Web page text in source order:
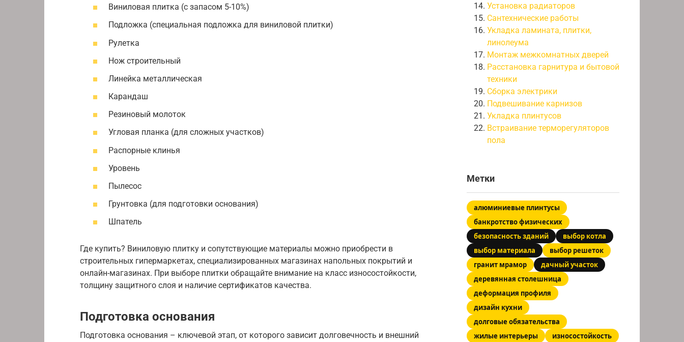
Виниловая плитка (с запасом 5-10%)
Подложка (специальная подложка для виниловой плитки)
Рулетка
Нож строительный
Линейка металлическая
Карандаш
Резиновый молоток
Угловая планка (для сложных участков)
Распорные клинья
Уровень
Пылесос
Грунтовка (для подготовки основания)
Шпатель
Где купить? Виниловую плитку и сопутствующие материалы можно приобрести в
строительных гипермаркетах, специализированных магазинах напольных покрытий и
онлайн-магазинах. При выборе плитки обращайте внимание на класс износостойкости,
толщину защитного слоя и наличие сертификатов качества.
Подготовка основания
Подготовка основания – ключевой этап, от которого зависит долговечность и внешний
Установка радиаторов
Сантехнические работы
Укладка ламината, плитки,
линолеума
Монтаж межкомнатных дверей
Расстановка гарнитура и бытовой
техники
Сборка электрики
Подвешивание карнизов
Укладка плинтусов
Встраивание терморегуляторов
пола
Метки
алюминиевые плинтусы
банкротство физических
безопасность зданий
выбор котла
выбор материала
выбор решеток
гранит мрамор
дачный участок
деревянная столешница
деформация профиля
дизайн кухни
долговые обязательства
жилые интерьеры
износостойкость